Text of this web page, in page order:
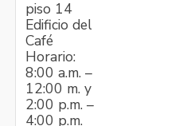
piso 14
Edificio del
Café
Horario:
8:00 a.m. –
12:00 m. y
2:00 p.m. –
4:00 p.m.